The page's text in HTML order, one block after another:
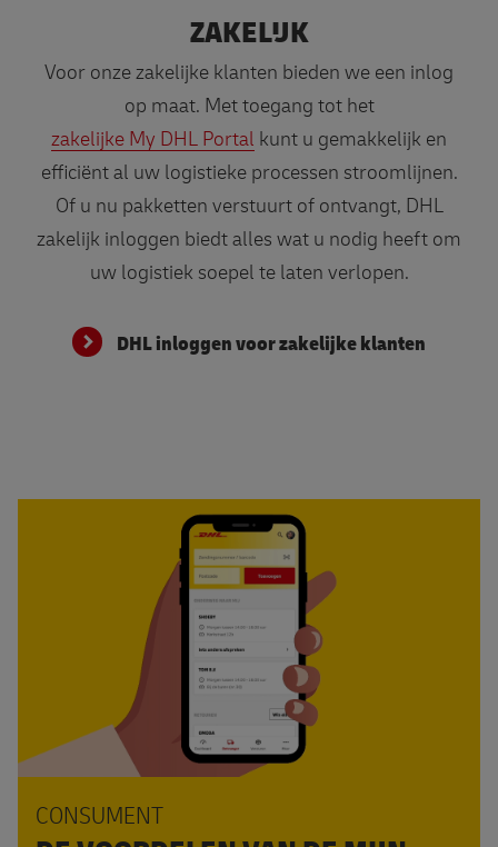
ZAKELIJK
Voor onze zakelijke klanten bieden we een inlog
op maat. Met toegang tot het
zakelijke My DHL Portal kunt u gemakkelijk en
efficiënt al uw logistieke processen stroomlijnen.
Of u nu pakketten verstuurt of ontvangt, DHL
zakelijk inloggen biedt alles wat u nodig heeft om
uw logistiek soepel te laten verlopen.
DHL inloggen voor zakelijke klanten
CONSUMENT